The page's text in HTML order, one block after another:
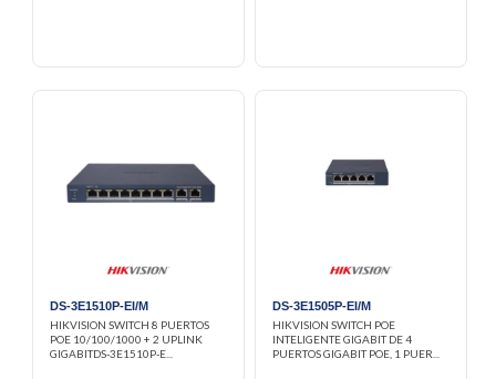
DS-3E1510P-EI/M
HIKVISION SWITCH 8 PUERTOS
POE 10/100/1000 + 2 UPLINK
GIGABITDS-3E1510P-E...
DS-3E1505P-EI/M
HIKVISION SWITCH POE
INTELIGENTE GIGABIT DE 4
PUERTOS GIGABIT POE, 1 PUER...